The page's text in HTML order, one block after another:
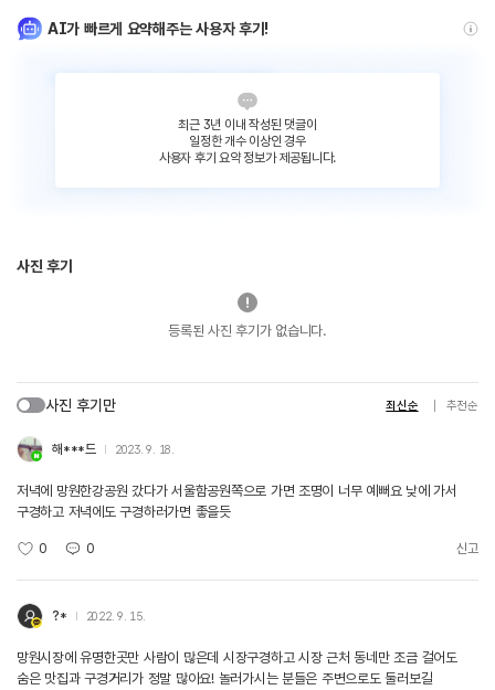
AI가 빠르게 요약해주는 사용자 후기!
최근 3년 이내 작성된 댓글이
일정한 개수 이상인 경우
사용자 후기 요약 정보가 제공됩니다.
사진 후기
등록된 사진 후기가 없습니다.
사진 후기만 최신순 추천순
해***드 2023. 9. 18.
저녁에 망원한강공원 갔다가 서울함공원쪽으로 가면 조명이 너무 예뻐요 낮에 가서
구경하고 저녁에도 구경하러가면 좋을듯
0 0 신고
?* 2022. 9. 15.
망원시장에 유명한곳만 사람이 많은데 시장구경하고 시장 근처 동네만 조금 걸어도
숨은 맛집과 구경거리가 정말 많아요! 놀러가시는 분들은 주변으로도 둘러보길